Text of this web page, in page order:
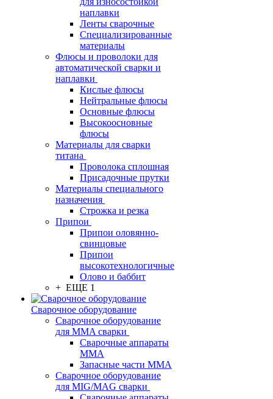
наплавки
Ленты сварочные
Специализированные
материалы
Флюсы и проволоки для
автоматической сварки и
наплавки
Кислые флюсы
Нейтральные флюсы
Основные флюсы
Высокоосновные
флюсы
Материалы для сварки
титана
Проволока сплошная
Присадочные прутки
Материалы специального
назначения
Строжка и резка
Припои
Припои оловянно-
свинцовые
Припои
высокотехнологичные
Олово и баббит
+ ЕЩЕ 1
Сварочное оборудование
Сварочное оборудование
для MMA сварки
Сварочные аппараты
MMA
Запасные части MMA
Сварочное оборудование
для MIG/MAG сварки